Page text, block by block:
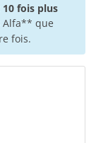
10 fois plus
que
fois.